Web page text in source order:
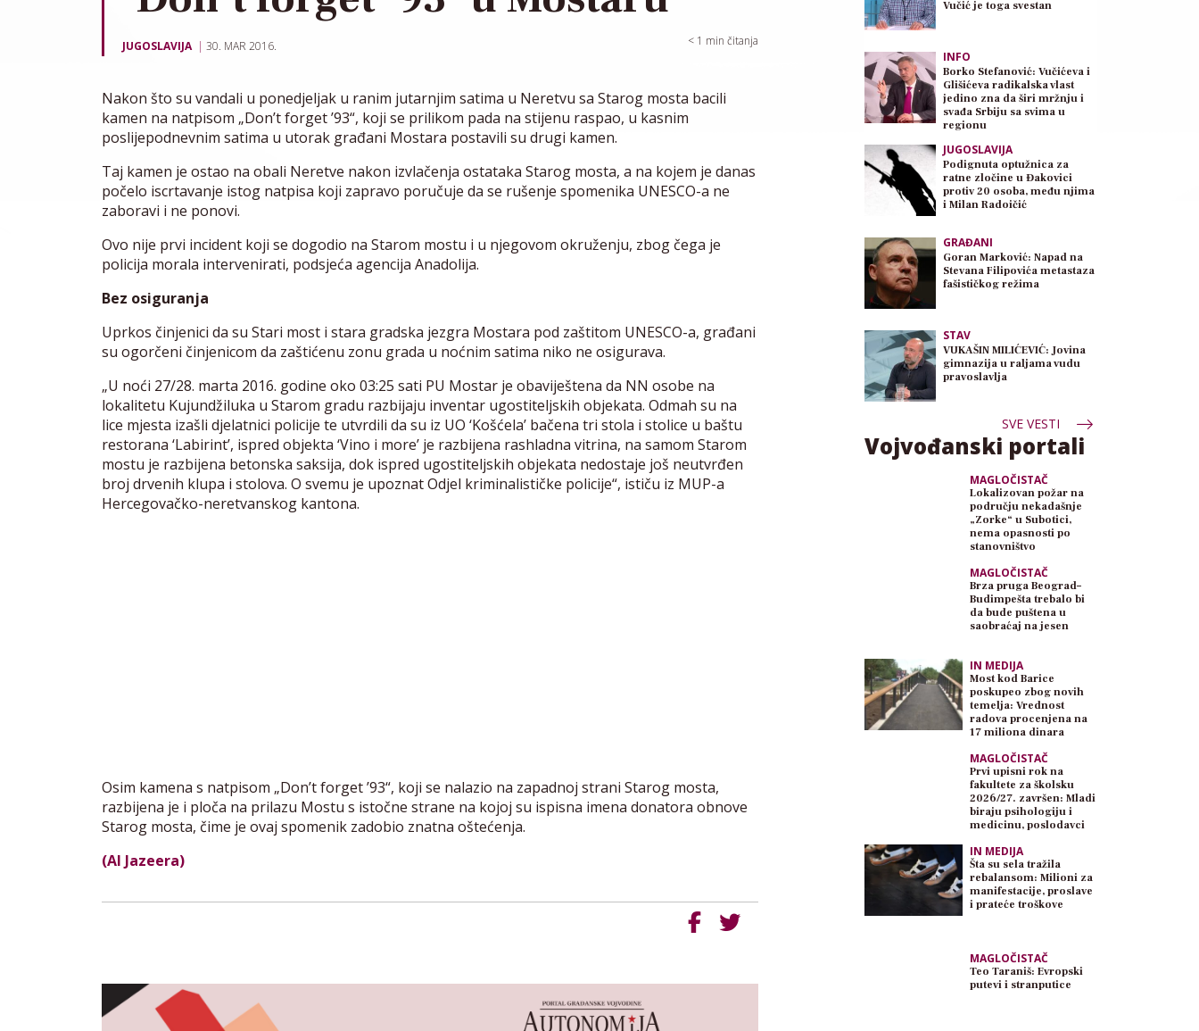
JUGOSLAVIJA 30. MAR 2016. < 1 min čitanja
Nakon što su vandali u ponedjeljak u ranim jutarnjim satima u Neretvu sa Starog mosta bacili
kamen na natpisom „Don’t forget ’93“, koji se prilikom pada na stijenu raspao, u kasnim
poslijepodnevnim satima u utorak građani Mostara postavili su drugi kamen.
Taj kamen je ostao na obali Neretve nakon izvlačenja ostataka Starog mosta, a na kojem je danas
počelo iscrtavanje istog natpisa koji zapravo poručuje da se rušenje spomenika UNESCO-a ne
zaboravi i ne ponovi.
Ovo nije prvi incident koji se dogodio na Starom mostu i u njegovom okruženju, zbog čega je
policija morala intervenirati, podsjeća agencija Anadolija.
Bez osiguranja
Uprkos činjenici da su Stari most i stara gradska jezgra Mostara pod zaštitom UNESCO-a, građani
su ogorčeni činjenicom da zaštićenu zonu grada u noćnim satima niko ne osigurava.
„U noći 27/28. marta 2016. godine oko 03:25 sati PU Mostar je obaviještena da NN osobe na
lokalitetu Kujundžiluka u Starom gradu razbijaju inventar ugostiteljskih objekata. Odmah su na
lice mjesta izašli djelatnici policije te utvrdili da su iz UO ‘Košćela’ bačena tri stola i stolice u baštu
restorana ‘Labirint’, ispred objekta ‘Vino i more’ je razbijena rashladna vitrina, na samom Starom
mostu je razbijena betonska saksija, dok ispred ugostiteljskih objekata nedostaje još neutvrđen
broj drvenih klupa i stolova. O svemu je upoznat Odjel kriminalističke policije“, ističu iz MUP-a
Hercegovačko-neretvanskog kantona.
Osim kamena s natpisom „Don’t forget ’93“, koji se nalazio na zapadnoj strani Starog mosta,
razbijena je i ploča na prilazu Mostu s istočne strane na kojoj su ispisna imena donatora obnove
Starog mosta, čime je ovaj spomenik zadobio znatna oštećenja.
(Al Jazeera)
Vučić je toga svestan
INFO
Borko Stefanović: Vučićeva i
Glišićeva radikalska vlast
jedino zna da širi mržnju i
svađa Srbiju sa svima u
regionu
JUGOSLAVIJA
Podignuta optužnica za
ratne zločine u Đakovici
protiv 20 osoba, među njima
i Milan Radoičić
GRAĐANI
Goran Marković: Napad na
Stevana Filipovića metastaza
fašističkog režima
STAV
VUKAŠIN MILIĆEVIĆ: Jovina
gimnazija u raljama vudu
pravoslavlja
SVE VESTI
Vojvođanski portali
MAGLOČISTAČ
Lokalizovan požar na
području nekadašnje
„Zorke“ u Subotici,
nema opasnosti po
stanovništvo
MAGLOČISTAČ
Brza pruga Beograd–
Budimpešta trebalo bi
da bude puštena u
saobraćaj na jesen
IN MEDIJA
Most kod Barice
poskupeo zbog novih
temelja: Vrednost
radova procenjena na
17 miliona dinara
MAGLOČISTAČ
Prvi upisni rok na
fakultete za školsku
2026/27. završen: Mladi
biraju psihologiju i
medicinu, poslodavci
IN MEDIJA
Šta su sela tražila
rebalansom: Milioni za
manifestacije, proslave
i prateće troškove
MAGLOČISTAČ
Teo Taraniš: Evropski
putevi i stranputice